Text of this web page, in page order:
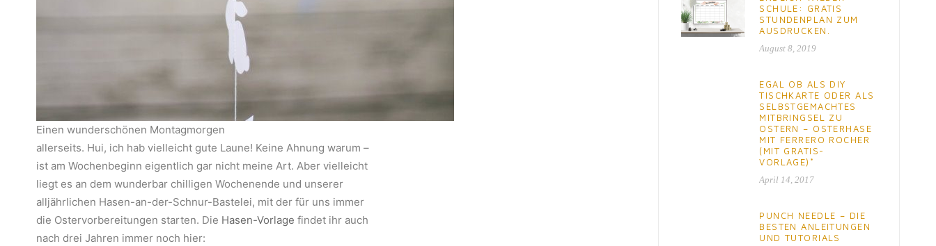
Einen wunderschönen Montagmorgen
allerseits. Hui, ich hab vielleicht gute Laune! Keine Ahnung warum –
ist am Wochenbeginn eigentlich gar nicht meine Art. Aber vielleicht
liegt es an dem wunderbar chilligen Wochenende und unserer
alljährlichen Hasen-an-der-Schnur-Bastelei, mit der für uns immer
die Ostervorbereitungen starten. Die Hasen-Vorlage findet ihr auch
nach drei Jahren immer noch hier:
SCHULE: GRATIS
STUNDENPLAN ZUM
AUSDRUCKEN.
August 8, 2019
EGAL OB ALS DIY
TISCHKARTE ODER ALS
SELBSTGEMACHTES
MITBRINGSEL ZU
OSTERN – OSTERHASE
MIT FERRERO ROCHER
(MIT GRATIS-
VORLAGE)*
April 14, 2017
PUNCH NEEDLE – DIE
BESTEN ANLEITUNGEN
UND TUTORIALS